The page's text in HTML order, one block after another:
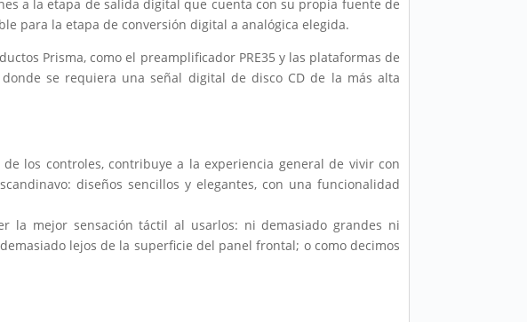
a la etapa de salida digital que cuenta con su propia fuente de
para la etapa de conversión digital a analógica elegida.
Prisma, como el preamplificador PRE35 y las plataformas de
se requiera una señal digital de disco CD de la más alta
los controles, contribuye a la experiencia general de vivir con
diseños sencillos y elegantes, con una funcionalidad
la mejor sensación táctil al usarlos: ni demasiado grandes ni
lejos de la superficie del panel frontal; o como decimos